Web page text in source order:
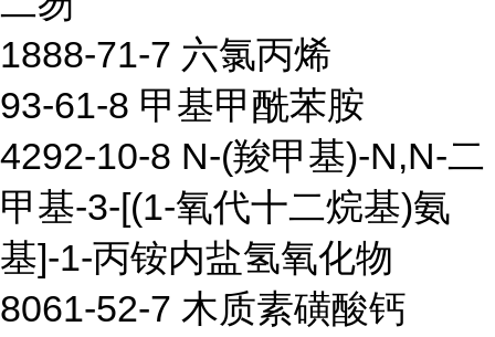
1888-71-7 六氯丙烯
93-61-8 甲基甲酰苯胺
4292-10-8 N-(羧甲基)-N,N-二
甲基-3-[(1-氧代十二烷基)氨
基]-1-丙铵内盐氢氧化物
8061-52-7 木质素磺酸钙